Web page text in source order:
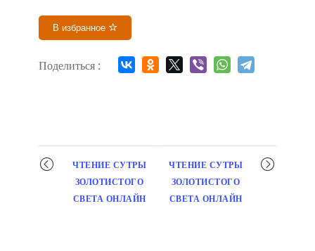
В избранное
Поделиться :
Мероприятие
навигация
ЧТЕНИЕ СУТРЫ
ЗОЛОТИСТОГО
СВЕТА ОНЛАЙН
ЧТЕНИЕ СУТРЫ
ЗОЛОТИСТОГО
СВЕТА ОНЛАЙН